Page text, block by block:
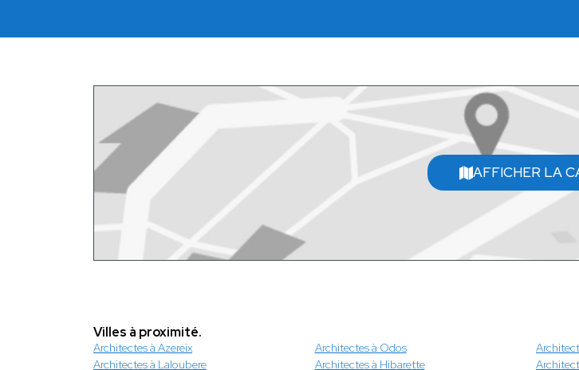
AFFICHER LA
Villes à proximité.
Architectes à Azereix Architectes à Odos
Architectes à Laloubere
Architectes à Hibarette